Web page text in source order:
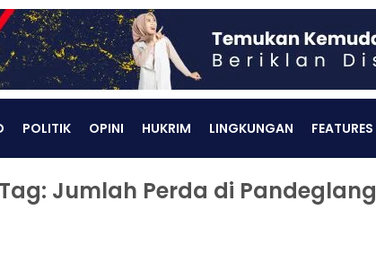
POLITIK OPINI HUKRIM LINGKUNGAN FEATURES
Tag: Jumlah Perda di Pandeglang